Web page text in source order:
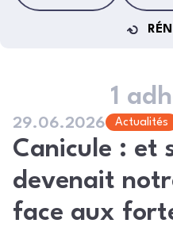
1
29.06.2026 Actualités
Canicule : et
devenait
face aux